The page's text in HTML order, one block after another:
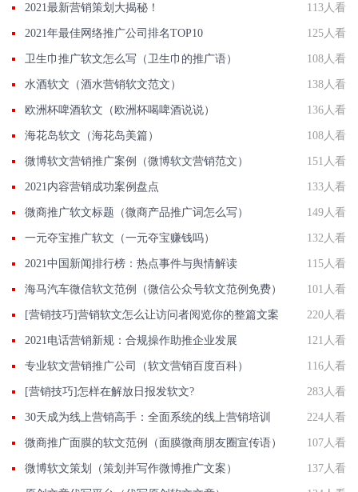
2021最新营销策划大揭秘！ 113人看
2021年最佳网络推广公司排名TOP10 125人看
卫生巾推广软文怎么写（卫生巾的推广语） 108人看
水酒软文（酒水营销软文范文） 138人看
欧洲杯啤酒软文（欧洲杯喝啤酒说说） 136人看
海花岛软文（海花岛美篇） 108人看
微博软文营销推广案例（微博软文营销范文） 151人看
2021内容营销成功案例盘点 133人看
微商推广软文标题（微商产品推广词怎么写） 149人看
一元夺宝推广软文（一元夺宝赚钱吗） 132人看
2021中国新闻排行榜：热点事件与舆情解读 115人看
海马汽车微信软文范例（微信公众号软文范例免费） 101人看
[营销技巧]营销软文怎么让访问者阅览你的整篇文案 220人看
2021电话营销新规：合规操作助推企业发展 121人看
专业软文营销推广公司（软文营销百度百科） 116人看
[营销技巧]怎样在解放日报发软文? 283人看
30天成为线上营销高手：全面系统的线上营销培训 224人看
微商推广面膜的软文范例（面膜微商朋友圈宣传语） 107人看
微博软文策划（策划并写作微博推广文案） 137人看